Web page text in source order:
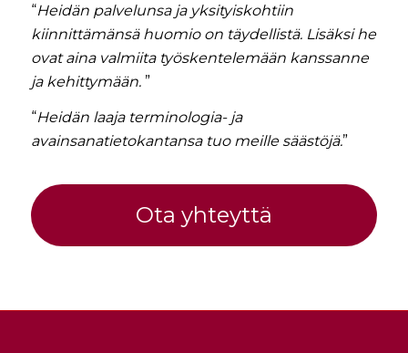
“Heidän palvelunsa ja yksityiskohtiin
kiinnittämänsä huomio on täydellistä. Lisäksi he
ovat aina valmiita työskentelemään kanssanne
ja kehittymään. ”
“Heidän laaja terminologia- ja
avainsanatietokantansa tuo meille säästöjä.”
Ota yhteyttä